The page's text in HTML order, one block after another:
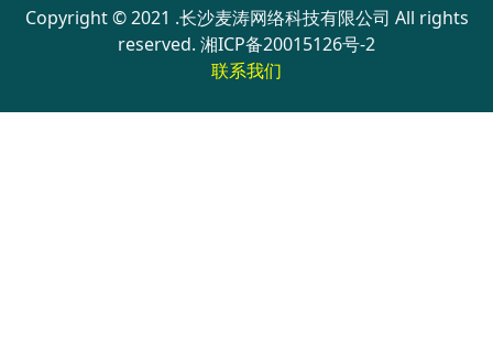
Copyright © 2021 .长沙麦涛网络科技有限公司 All rights
reserved. 湘ICP备20015126号-2
联系我们